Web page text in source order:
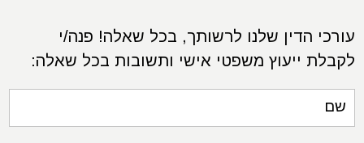
עורכי הדין שלנו לרשותך, בכל שאלה! פנה/י
לקבלת ייעוץ משפטי אישי ותשובות בכל שאלה:
שם